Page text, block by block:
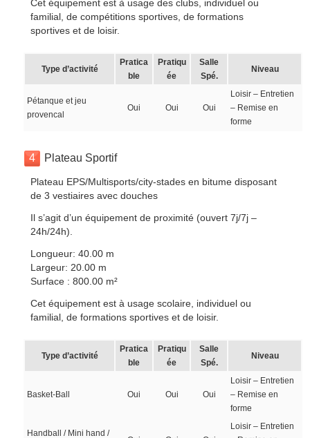
Cet équipement est à usage des clubs, individuel ou
familial, de compétitions sportives, de formations
sportives et de loisir.
Type d’activité
Pratica
ble
Pratiqu
ée
Salle
Spé.
Niveau
Pétanque et jeu
provencal
Oui Oui Oui
Loisir – Entretien
– Remise en
forme
4 Plateau Sportif
Plateau EPS/Multisports/city-stades en bitume disposant
de 3 vestiaires avec douches
Il s’agit d’un équipement de proximité (ouvert 7j/7j –
24h/24h).
Longueur: 40.00 m
Largeur: 20.00 m
Surface : 800.00 m²
Cet équipement est à usage scolaire, individuel ou
familial, de formations sportives et de loisir.
Type d’activité
Pratica
ble
Pratiqu
ée
Salle
Spé.
Niveau
Basket-Ball Oui Oui Oui
Loisir – Entretien
– Remise en
forme
Handball / Mini hand /
Loisir – Entretien